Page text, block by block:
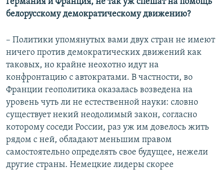
белорусскому демократическому движению?
– Политики упомянутых вами двух стран не имеют
ничего против демократических движений как
таковых, но крайне неохотно идут на
конфронтацию с автократами. В частности, во
Франции геополитика оказалась возведена на
уровень чуть ли не естественной науки: словно
существует некий неодолимый закон, согласно
которому соседи России, раз уж им довелось жить
рядом с ней, обладают меньшим правом
самостоятельно определять свое будущее, нежели
другие страны. Немецкие лидеры скорее